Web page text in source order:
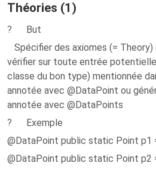
Théories (1)
? But
Spécifier des axiomes (=
vérifier sur toute entrée
classe du bon type) mentionnée
annotée avec @DataPoint ou
annotée avec @DataPoints
? Exemple
@DataPoint public static Point p1
@DataPoint public static Point p2